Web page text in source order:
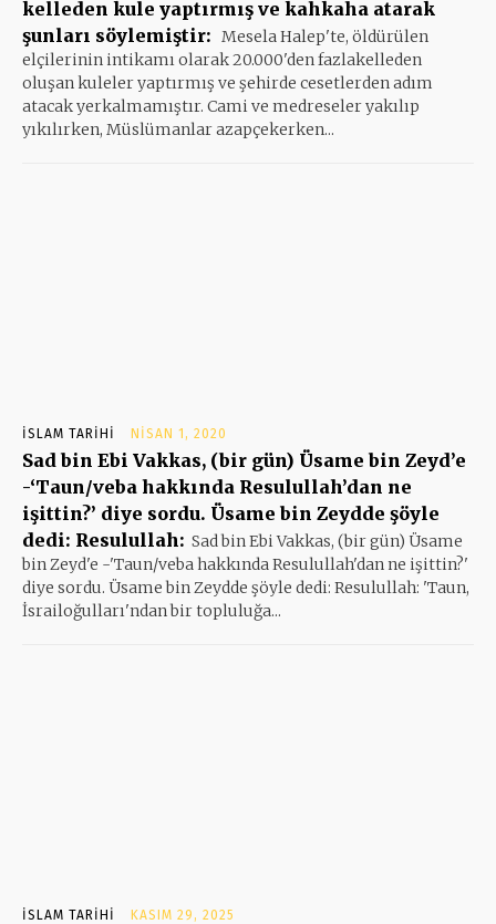
kelleden kule yaptırmış ve kahkaha atarak
şunları söylemiştir: Mesela Halep'te, öldürülen
elçilerinin intikamı olarak 20.000'den fazlakelleden
oluşan kuleler yaptırmış ve şehirde cesetlerden adım
atacak yerkalmamıştır. Cami ve medreseler yakılıp
yıkılırken, Müslümanlar azapçekerken...
İSLAM TARIHI NISAN 1, 2020
Sad bin Ebi Vakkas, (bir gün) Üsame bin Zeyd’e
-‘Taun/veba hakkında Resulullah’dan ne
işittin?’ diye sordu. Üsame bin Zeydde şöyle
dedi: Resulullah: Sad bin Ebi Vakkas, (bir gün) Üsame
bin Zeyd'e -'Taun/veba hakkında Resulullah'dan ne işittin?'
diye sordu. Üsame bin Zeydde şöyle dedi: Resulullah: 'Taun,
İsrailoğulları'ndan bir topluluğa...
İSLAM TARIHI KASIM 29, 2025